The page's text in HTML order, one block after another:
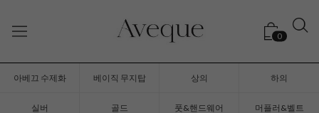
0
아베끄 수제화 베이직 무지탑 상의 하의
실버 골드 풋&핸드웨어 머플러&벨트